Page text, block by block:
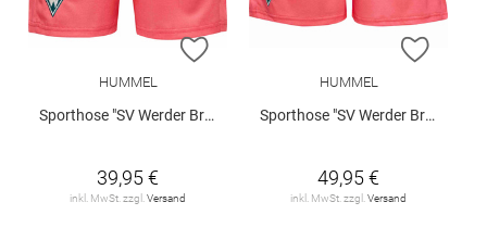
ZUR WUNSCHLISTE HINZUFÜGEN
HUMMEL
Sporthose "SV Werder Bremen 3rd 2026/27 Kids"
39,95 €
inkl. MwSt. zzgl. Versand
ZUR
HUMMEL
Sporthose "SV Werder Bremen 3rd 2026/27"
49,95 €
inkl. MwSt. zzgl. Versand